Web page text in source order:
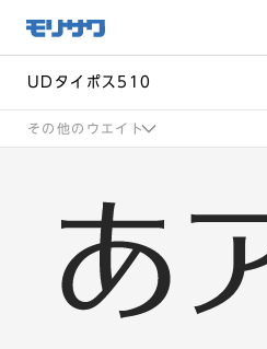
メ
ニュー
飛ばし
へ移動
UDタイポス510
その他のウエイト